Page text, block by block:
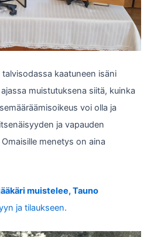
kaatuneen isäni
muistutuksena siitä, kuinka
voi olla ja
ja vapauden
menetys on aina
muistelee, Tauno
ja tilaukseen.